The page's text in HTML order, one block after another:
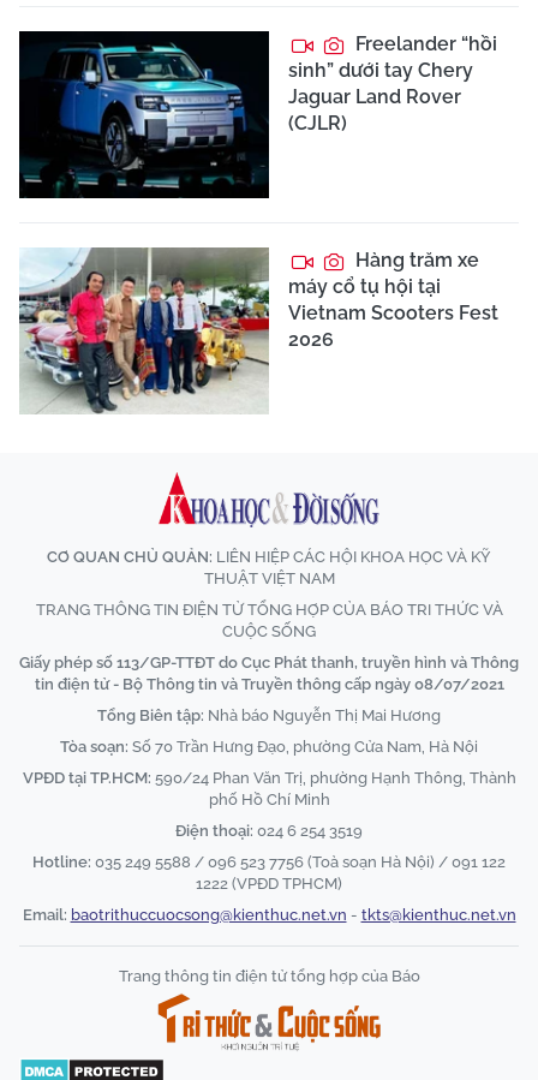
Freelander “hồi
sinh” dưới tay Chery
Jaguar Land Rover
(CJLR)
Hàng trăm xe
máy cổ tụ hội tại
Vietnam Scooters Fest
2026
CƠ QUAN CHỦ QUẢN: LIÊN HIỆP CÁC HỘI KHOA HỌC VÀ KỸ
THUẬT VIỆT NAM
TRANG THÔNG TIN ĐIỆN TỬ TỔNG HỢP CỦA BÁO TRI THỨC VÀ
CUỘC SỐNG
Giấy phép số 113/GP-TTĐT do Cục Phát thanh, truyền hình và Thông
tin điện tử - Bộ Thông tin và Truyền thông cấp ngày 08/07/2021
Tổng Biên tập: Nhà báo Nguyễn Thị Mai Hương
Tòa soạn: Số 70 Trần Hưng Đạo, phường Cửa Nam, Hà Nội
VPĐD tại TP.HCM: 590/24 Phan Văn Trị, phường Hạnh Thông, Thành
phố Hồ Chí Minh
Điện thoại: 024 6 254 3519
Hotline: 035 249 5588 / 096 523 7756 (Toà soạn Hà Nội) / 091 122
1222 (VPĐD TPHCM)
Email: baotrithuccuocsong@kienthuc.net.vn - tkts@kienthuc.net.vn
Trang thông tin điện tử tổng hợp của Báo